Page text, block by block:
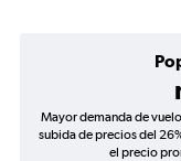
Mayor demanda de
subida de precios del
el precio